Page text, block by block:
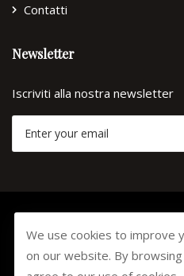
Contatti
Newsletter
Iscriviti alla nostra newsletter
Policy
We use cookies to improve
on our website. By